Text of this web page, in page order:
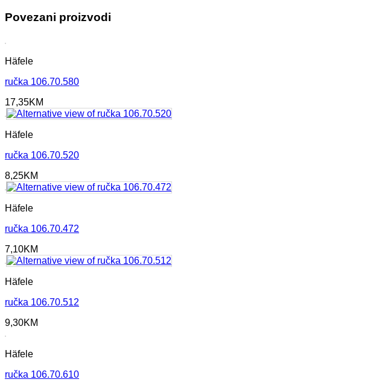
Povezani proizvodi
Häfele
ručka 106.70.580
17,35KM
Häfele
ručka 106.70.520
8,25KM
Häfele
ručka 106.70.472
7,10KM
Häfele
ručka 106.70.512
9,30KM
Häfele
ručka 106.70.610